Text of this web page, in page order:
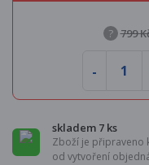
? 799
skladem 7 ks
Zboží je připraveno
od vytvoření